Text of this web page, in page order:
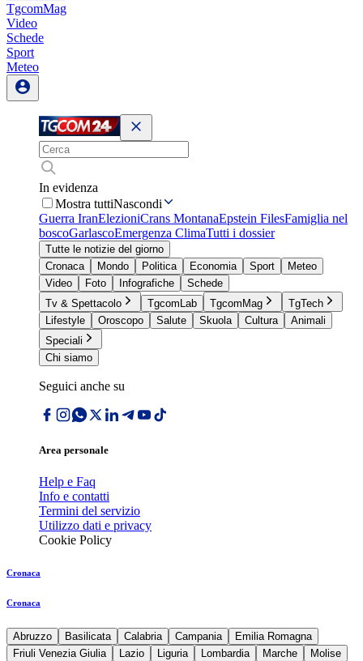
TgcomMag
Video
Schede
Sport
Meteo
In evidenza
Mostra tuttiNascondi
Guerra IranElezioniCrans MontanaEpstein FilesFamiglia nel
boscoGarlascoEmergenza ClimaTutti i dossier
Tutte le notizie del giorno
Cronaca
Mondo Politica Economia Sport
Meteo
Video
Foto Infografiche
Schede
Tv & Spettacolo
TgcomLab TgcomMag
TgTech
Lifestyle
Oroscopo Salute Skuola Cultura
Animali
Speciali
Chi siamo
Seguici anche su
Area personale
Help e Faq
Info e contatti
Termini del servizio
Utilizzo dati e privacy
Cookie Policy
Cronaca
Cronaca
Abruzzo Basilicata Calabria Campania
Emilia Romagna
Friuli Venezia Giulia
Lazio Liguria Lombardia Marche
Molise